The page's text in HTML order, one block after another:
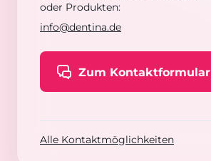
oder Produkten:
info@dentina.de
Zum Kontaktformular
Alle Kontaktmöglichkeiten